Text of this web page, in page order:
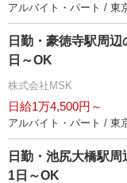
アルバイト・パート / 東
日勤・豪徳寺駅周
日～OK
株式会社MSK
日給1万4,500円～
アルバイト・パート / 東
日勤・池尻大橋駅
1日～OK